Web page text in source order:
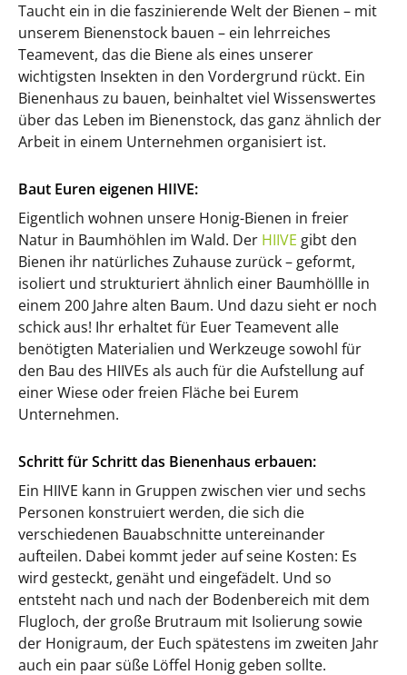
Taucht ein in die faszinierende Welt der Bienen – mit
unserem Bienenstock bauen – ein lehrreiches
Teamevent, das die Biene als eines unserer
wichtigsten Insekten in den Vordergrund rückt. Ein
Bienenhaus zu bauen, beinhaltet viel Wissenswertes
über das Leben im Bienenstock, das ganz ähnlich der
Arbeit in einem Unternehmen organisiert ist.
Baut Euren eigenen HIIVE:
Eigentlich wohnen unsere Honig-Bienen in freier
Natur in Baumhöhlen im Wald. Der HIIVE gibt den
Bienen ihr natürliches Zuhause zurück – geformt,
isoliert und strukturiert ähnlich einer Baumhöllle in
einem 200 Jahre alten Baum. Und dazu sieht er noch
schick aus! Ihr erhaltet für Euer Teamevent alle
benötigten Materialien und Werkzeuge sowohl für
den Bau des HIIVEs als auch für die Aufstellung auf
einer Wiese oder freien Fläche bei Eurem
Unternehmen.
Schritt für Schritt das Bienenhaus erbauen:
Ein HIIVE kann in Gruppen zwischen vier und sechs
Personen konstruiert werden, die sich die
verschiedenen Bauabschnitte untereinander
aufteilen. Dabei kommt jeder auf seine Kosten: Es
wird gesteckt, genäht und eingefädelt. Und so
entsteht nach und nach der Bodenbereich mit dem
Flugloch, der große Brutraum mit Isolierung sowie
der Honigraum, der Euch spätestens im zweiten Jahr
auch ein paar süße Löffel Honig geben sollte.